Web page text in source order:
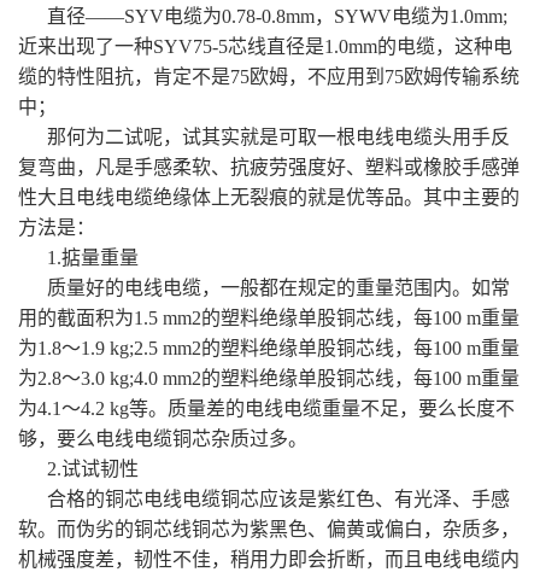
直径——SYV电缆为0.78-0.8mm，SYWV电缆为1.0mm;
近来出现了一种SYV75-5芯线直径是1.0mm的电缆，这种电
缆的特性阻抗，肯定不是75欧姆，不应用到75欧姆传输系统
中；
那何为二试呢，试其实就是可取一根电线电缆头用手反
复弯曲，凡是手感柔软、抗疲劳强度好、塑料或橡胶手感弹
性大且电线电缆绝缘体上无裂痕的就是优等品。其中主要的
方法是：
1.掂量重量
质量好的电线电缆，一般都在规定的重量范围内。如常
用的截面积为1.5 mm2的塑料绝缘单股铜芯线，每100 m重量
为1.8～1.9 kg;2.5 mm2的塑料绝缘单股铜芯线，每100 m重量
为2.8～3.0 kg;4.0 mm2的塑料绝缘单股铜芯线，每100 m重量
为4.1～4.2 kg等。质量差的电线电缆重量不足，要么长度不
够，要么电线电缆铜芯杂质过多。
2.试试韧性
合格的铜芯电线电缆铜芯应该是紫红色、有光泽、手感
软。而伪劣的铜芯线铜芯为紫黑色、偏黄或偏白，杂质多，
机械强度差，韧性不佳，稍用力即会折断，而且电线电缆内